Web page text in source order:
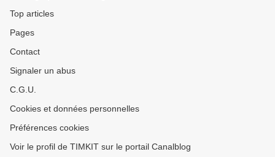
Top articles
Pages
Contact
Signaler un abus
C.G.U.
Cookies et données personnelles
Préférences cookies
Voir le profil de TIMKIT sur le portail Canalblog